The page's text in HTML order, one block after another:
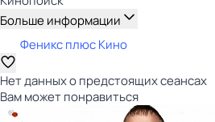
Больше информации
Феникс плюс Кино
Нет данных о предстоящих сеансах
Вам может понравиться